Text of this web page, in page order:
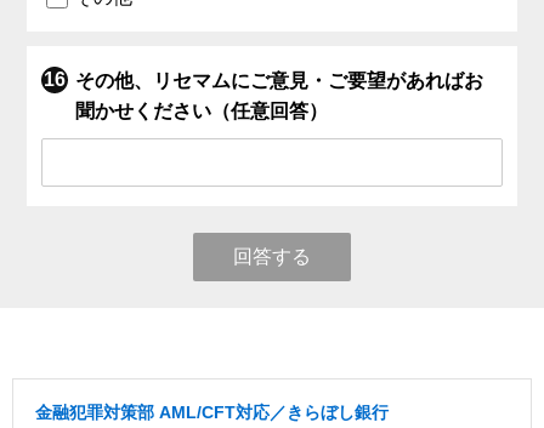
その他、リセマムにご意見・ご要望があればお
聞かせください（任意回答）
回答する
金融犯罪対策部 AML/CFT対応／きらぼし銀行